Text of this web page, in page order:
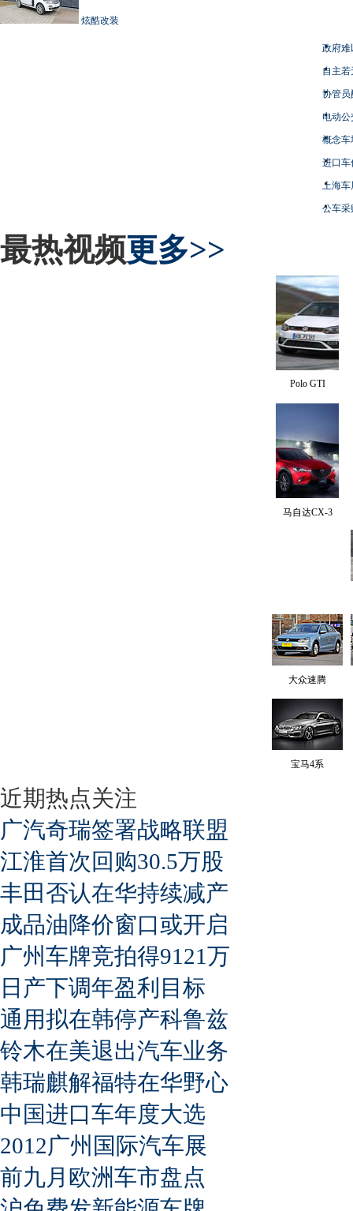
炫酷改装
政府难
自主
协管员
电动
概念车
进口车
上海
公车采
最热视频更多>>
Polo GTI
马自达CX-3
大众速腾
宝马4系
近期热点关注
广汽奇瑞签署战略联盟
江淮首次回购30.5万股
丰田否认在华持续减产
成品油降价窗口或开启
广州车牌竞拍得9121万
日产下调年盈利目标
通用拟在韩停产科鲁兹
铃木在美退出汽车业务
韩瑞麒解福特在华野心
中国进口车年度大选
2012广州国际汽车展
前九月欧洲车市盘点